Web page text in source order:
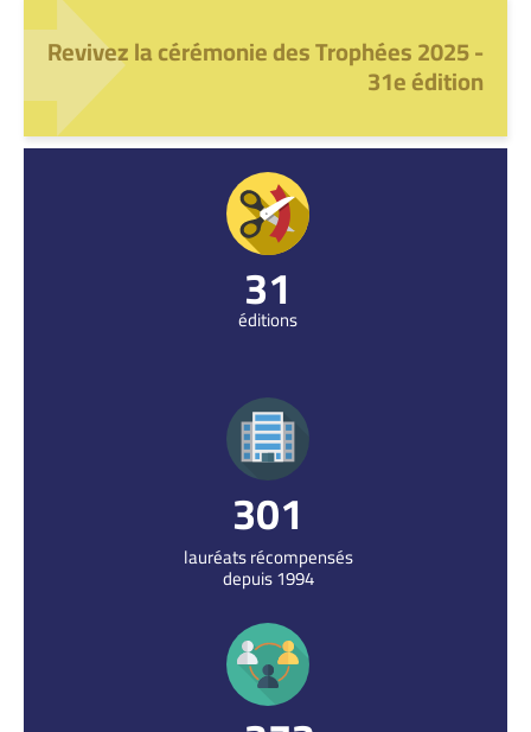
Revivez la cérémonie des Trophées 2025 -
31e édition
31
éditions
312
lauréats récompensés
depuis 1994